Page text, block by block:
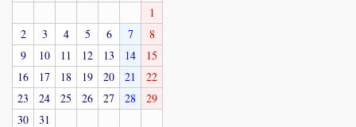
1
2
3 4 5 6 7
8
9
10 11 12 13 14
15
16
17 18 19 20 21
22
23
24 25 26 27 28
29
30
31